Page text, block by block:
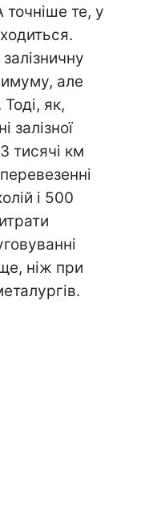
точніше те, у
але
як,
залізної
тисячі км
і 500
ніж при